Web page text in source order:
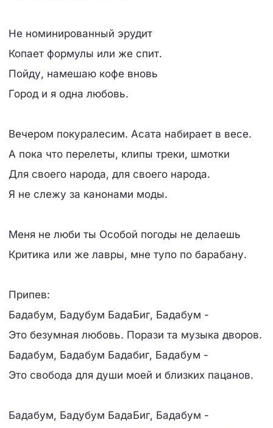
Не номинированный эрудит
Копает формулы или же спит.
Пойду, намешаю кофе вновь
Город и я одна любовь.
Вечером покуралесим. Асата набирает в весе.
А пока что перелеты, клипы треки, шмотки
Для своего народа, для своего народа.
Я не слежу за канонами моды.
Меня не люби ты Особой погоды не делаешь
Критика или же лавры, мне тупо по барабану.
Припев:
Бадабум, Бадубум БадаБиг, Бадабум -
Это безумная любовь. Порази та музыка дворов.
Бадабум, Бадабум Бадабиг, Бадабум -
Это свобода для души моей и близких пацанов.
Бадабум, Бадубум БадаБиг, Бадабум -